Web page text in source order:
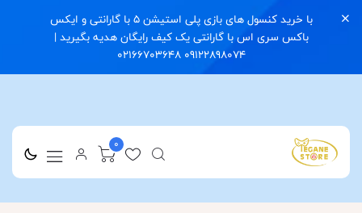
با خرید کنسول های بازی پلی استیشن 5 با گارانتی و ایکس
باکس سری اس با گارانتی یک کیف رایگان هدیه بگیرید |
09122898074 02166703648
0